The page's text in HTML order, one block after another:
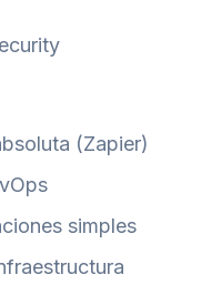
(Zapier)
simples